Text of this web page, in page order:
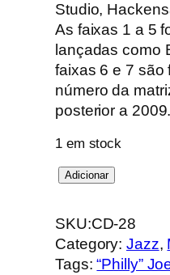
Studio,
As faixas 1 a 5
lançadas como
faixas 6 e 7 são
número da
posterior a 2009.
1 em stock
Q
a
n
t
Adicionar
SKU:CD-28
Category:Jazz,
Tags:“Philly”